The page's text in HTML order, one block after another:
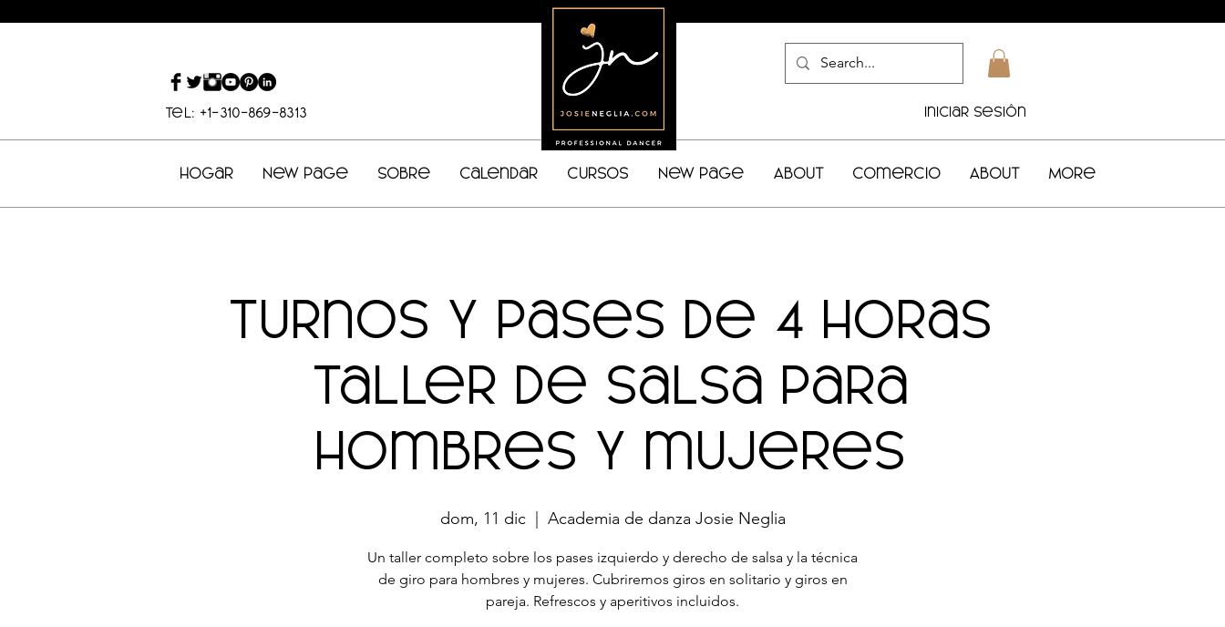
Tel: +1-310-869-8313 Iniciar sesión
Hogar New Page Sobre Calendar Cursos New Page About Comercio About More
Turnos y pases de 4 horas
Taller de salsa para
hombres y mujeres
dom, 11 dic
  |
Academia de danza Josie Neglia
Un taller completo sobre los pases izquierdo y derecho de salsa y la técnica
de giro para hombres y mujeres. Cubriremos giros en solitario y giros en
pareja. Refrescos y aperitivos incluidos.